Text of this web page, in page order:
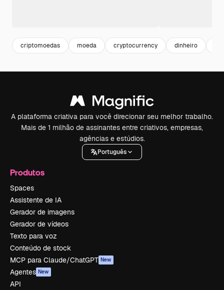
criptomoedas moeda cryptocurrency dinheiro
A plataforma criativa para você direcionar seu melhor trabalho.
Mais de 1 milhão de assinantes entre criativos, empresas,
agências e estúdios.
Português
Produtos
Spaces
Assistente de IA
Gerador de imagens
Gerador de vídeos
Texto para voz
Conteúdo de stock
MCP para Claude/ChatGPT New
Agentes New
API